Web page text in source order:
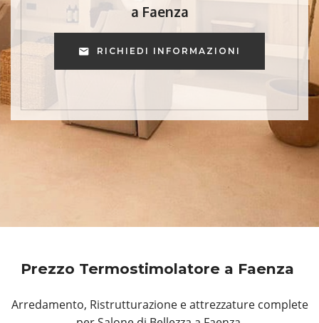
a Faenza
RICHIEDI INFORMAZIONI
Prezzo Termostimolatore a Faenza
Arredamento, Ristrutturazione e attrezzature complete